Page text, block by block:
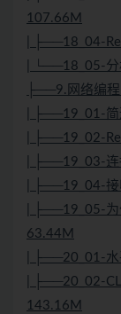
107.66M
| ├──18_04-
| └──18_05-
├──9.网络编程
| ├──19_01-简
| ├──19_02-
| ├──19_03-
| ├──19_04-
| ├──19_05-为
63.44M
| ├──20_01-
| ├──20_02-
143.16M